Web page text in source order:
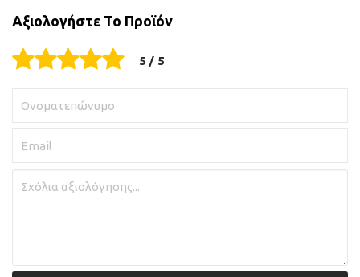
Αξιολογήστε Το Προϊόν